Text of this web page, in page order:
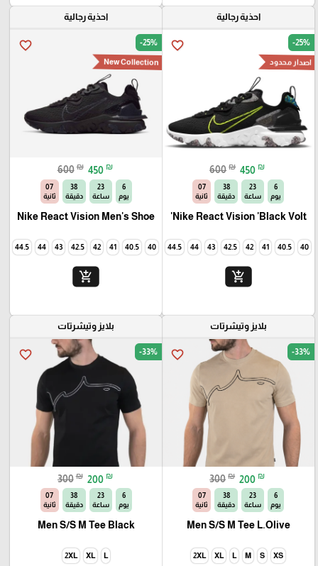
احذية رجالية
favorite_border -25%
اصدار محدود
600 ₪ 450 ₪
6
يوم
23
ساعة
38
دقيقة
06
ثانية
Nike React Vision 'Black Volt'
40
40.5
41
42
42.5
43
44
44.5
45
add_shopping_cart
احذية رجالية
favorite_border -25%
New Collection
600 ₪ 450 ₪
6
يوم
23
ساعة
38
دقيقة
06
ثانية
Nike React Vision Men's Shoe
40
40.5
41
42
42.5
43
44
44.5
add_shopping_cart
بلايز وتيشرتات
favorite_border -33%
300 ₪ 200 ₪
6
يوم
23
ساعة
38
دقيقة
06
ثانية
Men S/S M Tee L.Olive
XS
S
M
L
XL
2XL
بلايز وتيشرتات
favorite_border -33%
300 ₪ 200 ₪
6
يوم
23
ساعة
38
دقيقة
06
ثانية
Men S/S M Tee Black
L
XL
2XL